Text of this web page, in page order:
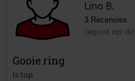
Lino B.
3 Recensies
Gepost op:
Gooie ring
Is top